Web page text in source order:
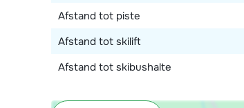
Afstand tot piste
Afstand tot skilift
Afstand tot skibushalte